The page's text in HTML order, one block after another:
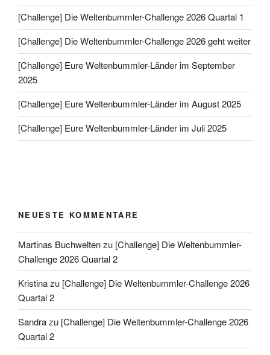
[Challenge] Die Weltenbummler-Challenge 2026 Quartal 1
[Challenge] Die Weltenbummler-Challenge 2026 geht weiter
[Challenge] Eure Weltenbummler-Länder im September
2025
[Challenge] Eure Weltenbummler-Länder im August 2025
[Challenge] Eure Weltenbummler-Länder im Juli 2025
NEUESTE KOMMENTARE
Martinas Buchweltenzu [Challenge] Die Weltenbummler-
Challenge 2026 Quartal 2
Kristinazu [Challenge] Die Weltenbummler-Challenge 2026
Quartal 2
Sandrazu [Challenge] Die Weltenbummler-Challenge 2026
Quartal 2